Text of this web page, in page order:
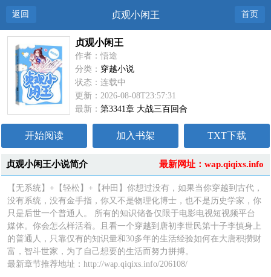
返回 贞观小闲王 首页
贞观小闲王
作者：悟途
分类： 穿越小说
状态：连载中
更新：2026-08-08T23:57:31
最新：第3341章 大战三百回合
开始阅读 加入书架 TXT下载
最新网址：wap.qiqixs.info
贞观小闲王小说简介
【无系统】+【轻松】+【种田】你想过没有，如果当你穿越到古代，
没有系统，没有金手指，你又不是物理化博士，也不是历史学家，你
只是后世一个普通人。 所有的知识储备仅限于电影电视短视频平台
媒体。你会怎么样活着。且看一个穿越到唐初李世民第十子李慎身上
的普通人，只靠仅有的知识量和30多年的生活经验如何在大唐积攒财
富，智斗世家，为了自己想要的生活而努力拼搏。
最新章节推荐地址：http://wap.qiqixs.info/206108/